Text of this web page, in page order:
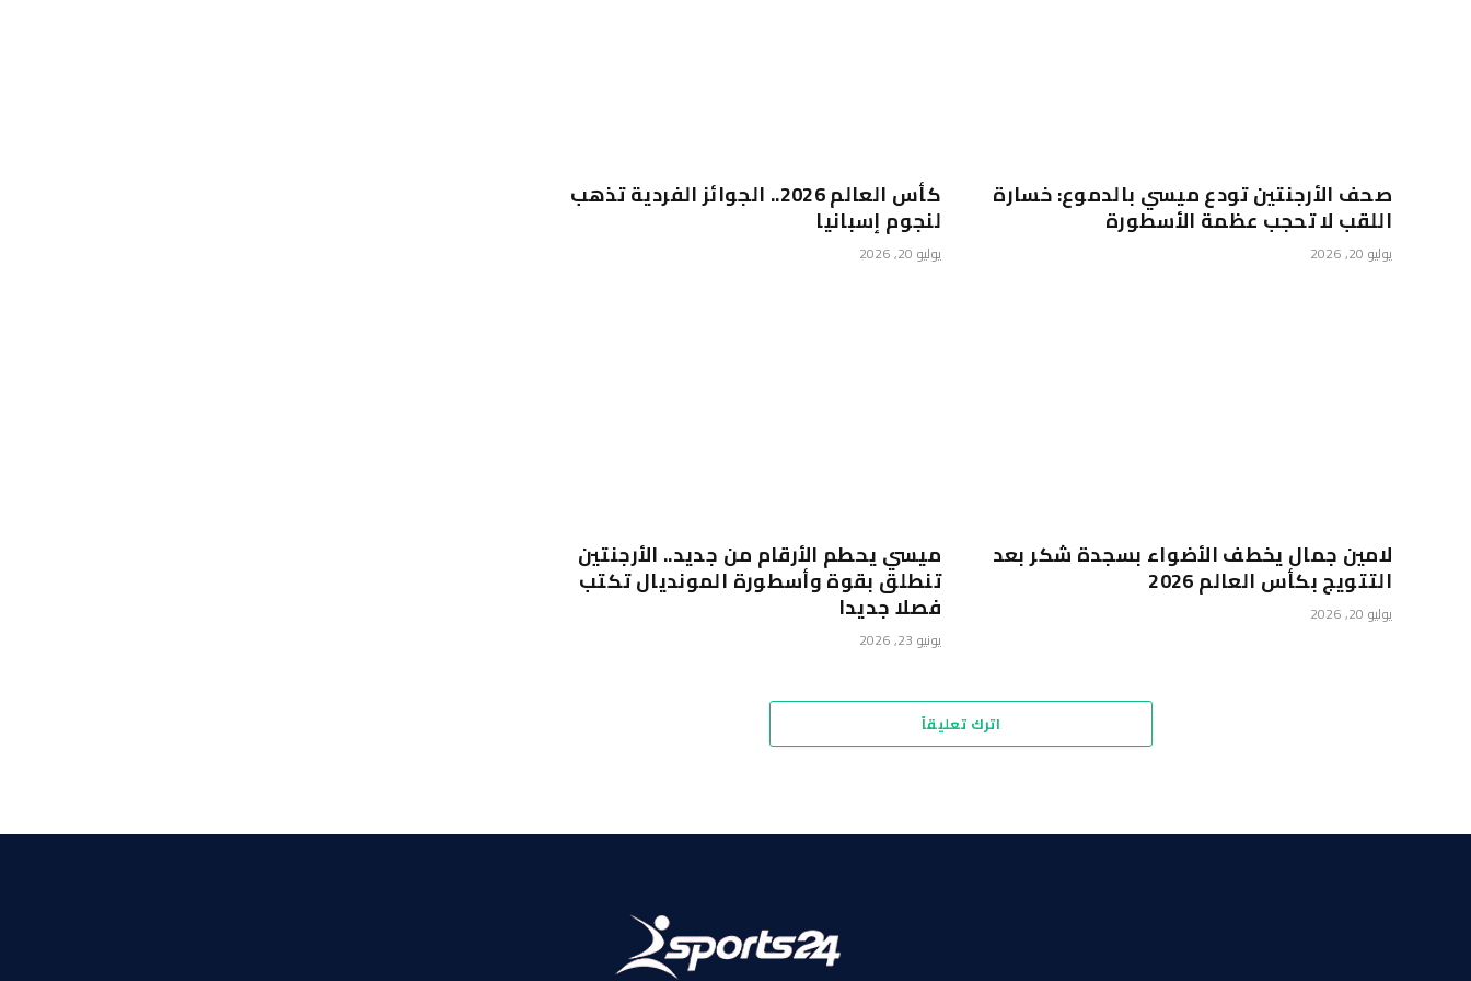
صحف الأرجنتين تودع ميسي بالدموع: خسارة
اللقب لا تحجب عظمة الأسطورة
يوليو 20, 2026
كأس العالم 2026.. الجوائز الفردية تذهب
لنجوم إسبانيا
يوليو 20, 2026
لامين جمال يخطف الأضواء بسجدة شكر بعد
التتويج بكأس العالم 2026
يوليو 20, 2026
ميسي يحطم الأرقام من جديد.. الأرجنتين
تنطلق بقوة وأسطورة المونديال تكتب
فصلا جديدا
يونيو 23, 2026
اترك تعليقاً